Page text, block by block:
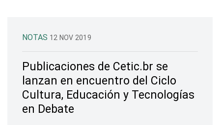
NOTAS 12 NOV 2019
Publicaciones de Cetic.br se
lanzan en encuentro del Ciclo
Cultura, Educación y Tecnologías
en Debate